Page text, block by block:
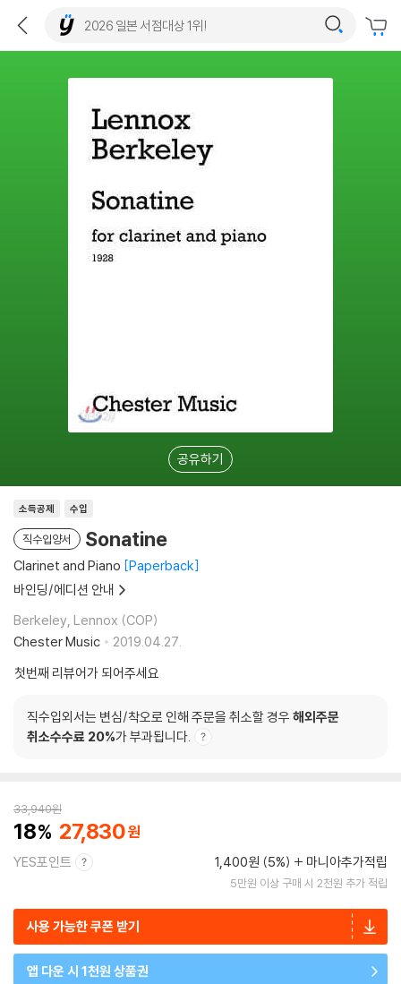
공유하기
소득공제 수입
직수입양서 Sonatine
Clarinet and Piano Paperback
바인딩/에디션 안내
Berkeley, Lennox (COP)
Chester Music
2019.04.27.
첫번째 리뷰어가 되어주세요
직수입외서는 변심/착오로 인해 주문을 취소할 경우 해외주문
취소수수료 20%가 부과됩니다.
33,940원
18 27,830
YES포인트 1,400원 (5%) 마니아추가적립
5만원 이상 구매 시 2천원 추가 적립
사용 가능한 쿠폰 받기
앱 다운 시 1천원 상품권